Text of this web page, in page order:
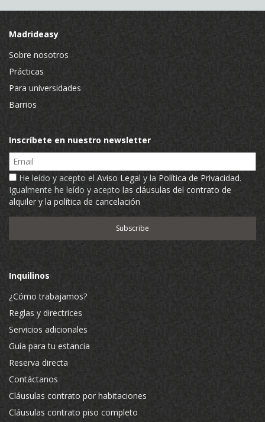
Madrideasy
Sobre nosotros
Prácticas
Para universidades
Barrios
Inscríbete en nuestro newsletter
Email
He leído y acepto el Aviso Legal y la Política de Privacidad.
Igualmente he leído y acepto las cláusulas del contrato de
alquiler y la política de cancelación
Inquilinos
¿Cómo trabajamos?
Reglas y directrices
Servicios adicionales
Guía para tu estancia
Reserva directa
Contáctanos
Cláusulas contrato por habitaciones
Cláusulas contrato piso completo